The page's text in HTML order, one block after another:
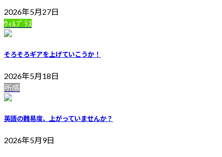
2026年5月27日
ｳｨﾙﾌﾟﾗｽ
そろそろギアを上げていこうか！
2026年5月18日
所感
英語の難易度、上がっていませんか？
2026年5月9日